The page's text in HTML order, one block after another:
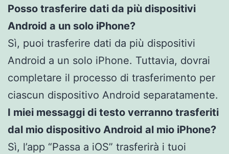
Posso trasferire dati da più dispositivi
Android a un solo iPhone?
Sì, puoi trasferire dati da più dispositivi
Android a un solo iPhone. Tuttavia, dovrai
completare il processo di trasferimento per
ciascun dispositivo Android separatamente.
I miei messaggi di testo verranno trasferiti
dal mio dispositivo Android al mio iPhone?
Sì, l’app “Passa a iOS” trasferirà i tuoi